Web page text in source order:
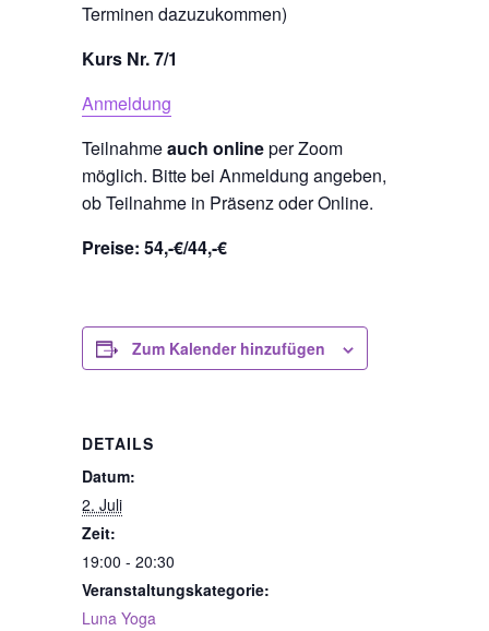
Terminen dazuzukommen)
Kurs Nr. 7/1
Anmeldung
Teilnahmeauch onlineper Zoom
möglich. Bitte bei Anmeldung angeben,
ob Teilnahme in Präsenz oder Online.
Preise: 54,-€/44,-€
Zum Kalender hinzufügen
DETAILS
Datum:
2. Juli
Zeit:
19:00 - 20:30
Veranstaltungskategorie:
Luna Yoga